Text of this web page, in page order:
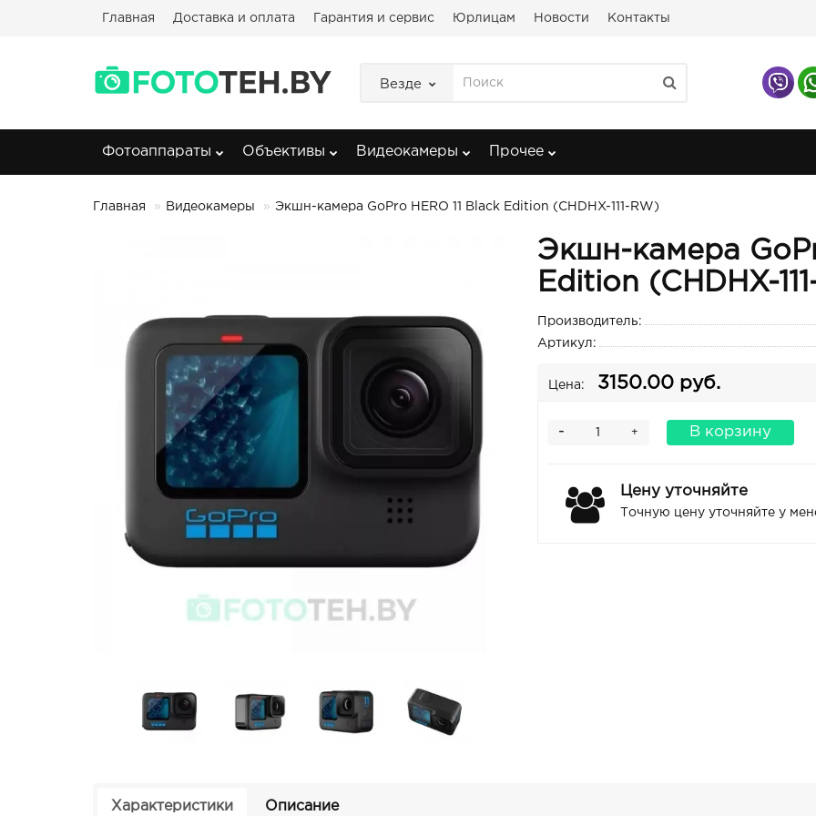
Главная Доставка и оплата Гарантия и сервис Юрлицам Новости Контакты
Везде
Фотоаппараты Объективы Видеокамеры Прочее
Главная Видеокамеры Экшн-камера GoPro HERO 11 Black Edition (CHDHX-111-RW)
Экшн-камера
Edition (CHDHX-
Производитель:
Артикул:
Цена: 3150.00 руб.
+
- В корзину
Цену уточняйте
Точную цену уточняйте у
Характеристики Описание